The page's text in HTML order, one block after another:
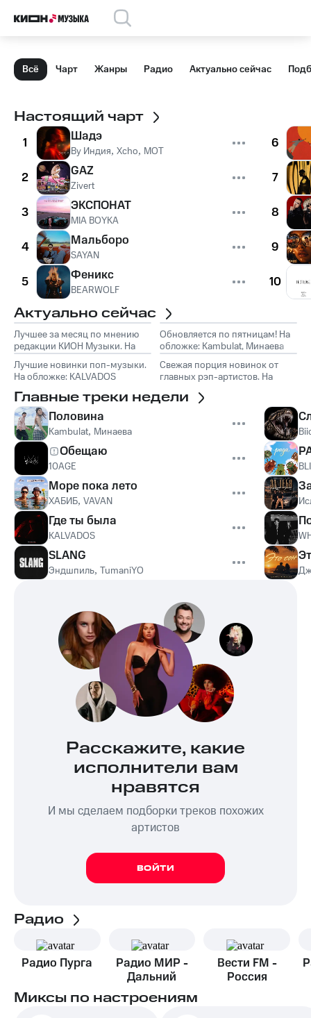
Всё Чарт Жанры Радио Актуально сейчас
Настоящий чарт
1 Шадэ
By Индия, Xcho, MOT
2 GAZ
Zivert
3 ЭКСПОНАТ
MIA BOYKA
4 Мальборо
SAYAN
5 Феникс
BEARWOLF
6
7
8
9
10
Актуально сейчас
Лучшее за месяц по мнению
редакции КИОН Музыки. На
обложке: Marselle
Обновляется по пятницам! На
обложке: Kambulat, Минаева
Лучшие новинки поп-музыки.
На обложке: KALVADOS
Свежая порция новинок от
главных рэп-артистов. На
Главные треки недели
Половина
Kambulat, Минаева
Обещаю
10AGE
Море пока лето
ХАБИБ, VAVAN
Где ты была
KALVADOS
SLANG
Эндшпиль, TumaniYO
Расскажите, какие
исполнители вам
нравятся
И мы сделаем подборки треков похожих
артистов
ВОЙТИ
Радио
Радио Пурга
Радио МИР -
Дальний
Вести FM -
Россия
Миксы по настроениям